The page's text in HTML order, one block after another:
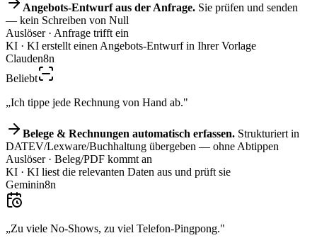
Angebots-Entwurf aus der Anfrage. Sie prüfen und senden
— kein Schreiben von Null
Auslöser· Anfrage trifft ein
KI · KI erstellt einen Angebots-Entwurf in Ihrer Vorlage
Clauden8n
Beliebt
„Ich tippe jede Rechnung von Hand ab."
Belege & Rechnungen automatisch erfassen. Strukturiert in
DATEV/Lexware/Buchhaltung übergeben — ohne Abtippen
Auslöser· Beleg/PDF kommt an
KI · KI liest die relevanten Daten aus und prüft sie
Geminin8n
„Zu viele No-Shows, zu viel Telefon-Pingpong."